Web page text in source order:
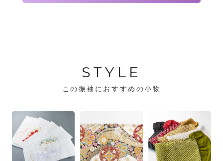
STYLE
この振袖におすすめの小物